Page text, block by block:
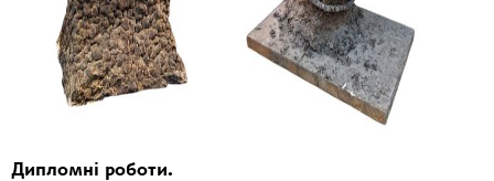
Дипломні роботи.